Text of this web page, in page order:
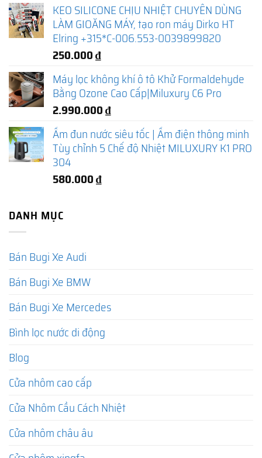
KEO SILICONE CHỊU NHIỆT CHUYÊN DÙNG
LÀM GIOĂNG MÁY, tạo ron máy Dirko HT
Elring +315*C-006.553-0039899820
250.000₫
Máy lọc không khí ô tô Khử Formaldehyde
Bằng Ozone Cao Cấp|Miluxury C6 Pro
2.990.000₫
Ấm đun nước siêu tốc | Ấm điện thông minh
Tùy chỉnh 5 Chế độ Nhiệt MILUXURY K1 PRO
304
580.000₫
DANH MỤC
Bán Bugi Xe Audi
Bán Bugi Xe BMW
Bán Bugi Xe Mercedes
Bình lọc nước di động
Blog
Cửa nhôm cao cấp
Cửa Nhôm Cầu Cách Nhiệt
Cửa nhôm châu âu